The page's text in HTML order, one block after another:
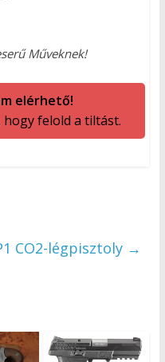
Műveknek!
elérhető!
hogy felold a tiltást.
CO2-légpisztoly →